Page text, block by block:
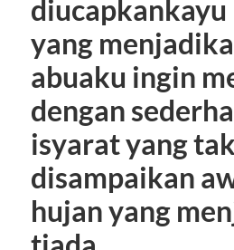
diucapkankayu
yang
abuaku ingin
dengan
isyarat yang
disampaikan
hujan yang